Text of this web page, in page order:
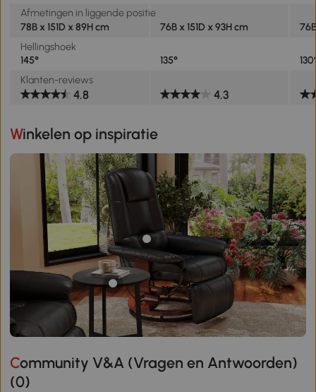
Afmetingen in liggende positie
78B x 151D x 89H cm
76B x 151D x 93H cm
Hellingshoek
145°
135°
Klanten-reviews
4.8 4.3
Winkelen op inspiratie
Community V&A (Vragen en Antwoorden)
(0)